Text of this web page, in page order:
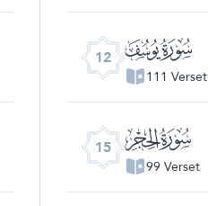
12 ﮘ
111 Verset
15 ﮛ
99 Verset